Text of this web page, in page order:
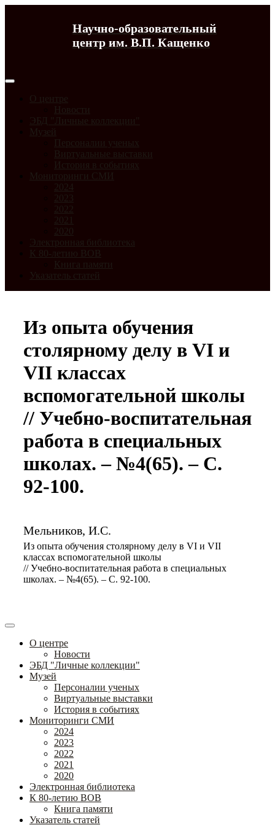
Научно-образовательный
центр им. В.П. Кащенко
О центре
Новости
ЭБД "Личные коллекции"
Музей
Персоналии ученых
Виртуальные выставки
История в событиях
Мониторинги СМИ
2024
2023
2022
2021
2020
Электронная библиотека
К 80-летию ВОВ
Книга памяти
Указатель статей
Из опыта обучения
столярному делу в VI и
VII классах
вспомогательной школы
// Учебно-воспитательная
работа в специальных
школах. – №4(65). – С.
92-100.
Мельников, И.С.
Из опыта обучения столярному делу в VI и VII
классах вспомогательной школы
// Учебно-воспитательная работа в специальных
школах. – №4(65). – С. 92-100.
О центре
Новости
ЭБД "Личные коллекции"
Музей
Персоналии ученых
Виртуальные выставки
История в событиях
Мониторинги СМИ
2024
2023
2022
2021
2020
Электронная библиотека
К 80-летию ВОВ
Книга памяти
Указатель статей